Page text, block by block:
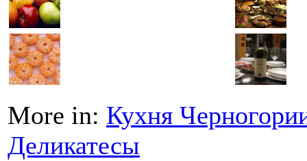
More in: Кухня
Деликатесы